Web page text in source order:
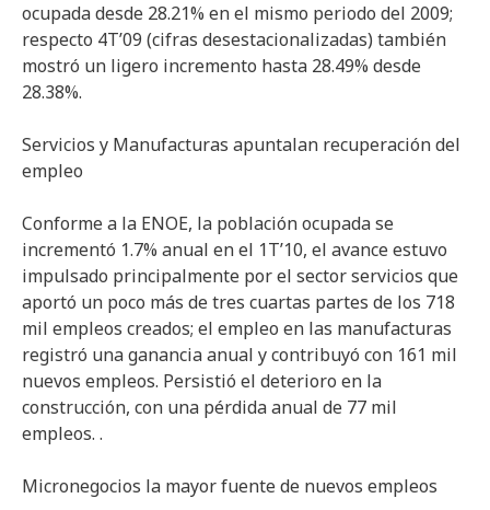
ocupada desde 28.21% en el mismo periodo del 2009;
respecto 4T’09 (cifras desestacionalizadas) también
mostró un ligero incremento hasta 28.49% desde
28.38%.
Servicios y Manufacturas apuntalan recuperación del
empleo
Conforme a la ENOE, la población ocupada se
incrementó 1.7% anual en el 1T’10, el avance estuvo
impulsado principalmente por el sector servicios que
aportó un poco más de tres cuartas partes de los 718
mil empleos creados; el empleo en las manufacturas
registró una ganancia anual y contribuyó con 161 mil
nuevos empleos. Persistió el deterioro en la
construcción, con una pérdida anual de 77 mil
empleos. .
Micronegocios la mayor fuente de nuevos empleos